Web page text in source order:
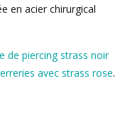
en acier chirurgical
de piercing strass noir
avec strass rose.